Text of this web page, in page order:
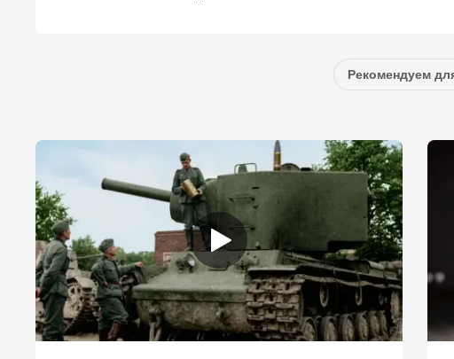
Рекомендуем